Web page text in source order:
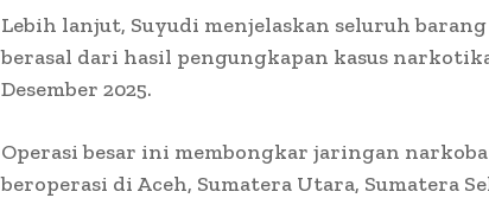
Lebih lanjut, Suyudi menjelaskan seluruh
berasal dari hasil pengungkapan kasus
Desember 2025.
Operasi besar ini membongkar jaringan
beroperasi di Aceh, Sumatera Utara, Sumatera